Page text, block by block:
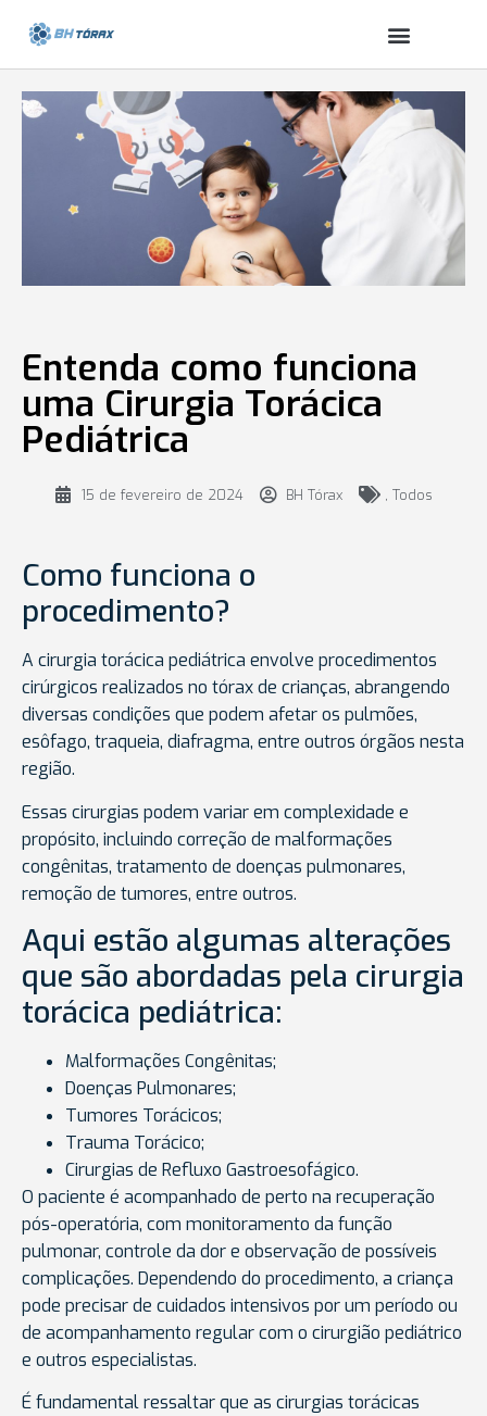
Entenda como funciona
uma Cirurgia Torácica
Pediátrica
15 de fevereiro de 2024 BH Tórax , Todos
Como funciona o
procedimento?
A cirurgia torácica pediátrica envolve procedimentos
cirúrgicos realizados no tórax de crianças, abrangendo
diversas condições que podem afetar os pulmões,
esôfago, traqueia, diafragma, entre outros órgãos nesta
região.
Essas cirurgias podem variar em complexidade e
propósito, incluindo correção de malformações
congênitas, tratamento de doenças pulmonares,
remoção de tumores, entre outros.
Aqui estão algumas alterações
que são abordadas pela cirurgia
torácica pediátrica:
Malformações Congênitas;
Doenças Pulmonares;
Tumores Torácicos;
Trauma Torácico;
Cirurgias de Refluxo Gastroesofágico.
O paciente é acompanhado de perto na recuperação
pós-operatória, com monitoramento da função
pulmonar, controle da dor e observação de possíveis
complicações. Dependendo do procedimento, a criança
pode precisar de cuidados intensivos por um período ou
de acompanhamento regular com o cirurgião pediátrico
e outros especialistas.
É fundamental ressaltar que as cirurgias torácicas